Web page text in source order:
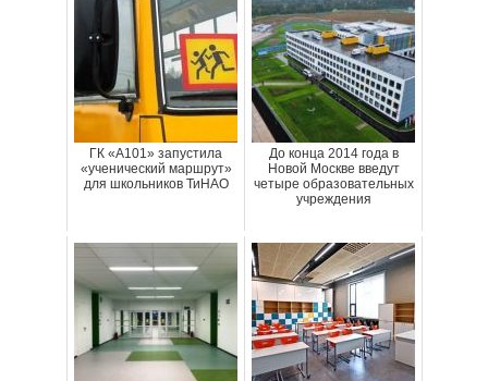
ГК «А101» запустила
«ученический маршрут»
для школьников ТиНАО
До конца 2014 года в
Новой Москве введут
четыре образовательных
учреждения